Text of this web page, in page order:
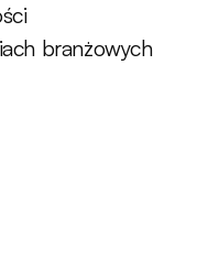
branżowych